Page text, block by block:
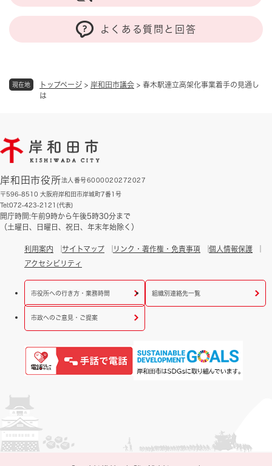
現在地 トップページ > 岸和田市議会 > 春木駅連立高架化事業着手の見通し
は
よくある質問と回答
岸和田市役所法人番号6000020272027
〒596-8510 大阪府岸和田市岸城町7番1号
Tel:072-423-2121(代表)
開庁時間:午前9時から午後5時30分まで
（土曜日、日曜日、祝日、年末年始除く）
利用案内 サイトマップ リンク・著作権・免責事項
個人情報保護
アクセシビリティ
市役所への行き方・業務時間 組織別連絡先一覧
市政へのご意見・ご提案